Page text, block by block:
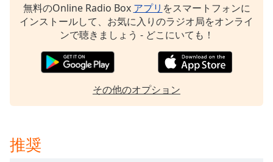
Reset
Done
無料のOnline Radio Box アプリ をスマートフォンに
インストールして、お気に入りのラジオ局をオンライ
ンで聴きましょう - どこにいても！
その他のオプション
推奨